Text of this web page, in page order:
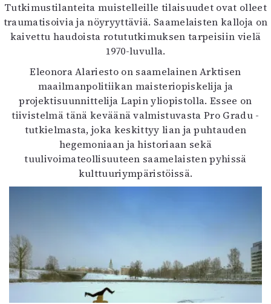
Tutkimustilanteita muistelleille tilaisuudet ovat olleet
traumatisoivia ja nöyryyttäviä. Saamelaisten kalloja on
kaivettu haudoista rotututkimuksen tarpeisiin vielä
1970-luvulla.
Eleonora Alariesto on saamelainen Arktisen
maailmanpolitiikan maisteriopiskelija ja
projektisuunnittelija Lapin yliopistolla. Essee on
tiivistelmä tänä keväänä valmistuvasta Pro Gradu -
tutkielmasta, joka keskittyy lian ja puhtauden
hegemoniaan ja historiaan sekä
tuulivoimateollisuuteen saamelaisten pyhissä
kulttuuriympäristöissä.